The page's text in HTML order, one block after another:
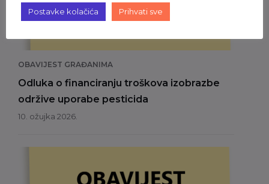
OBAVIJEST GRAĐANIMA
Odluka o financiranju troškova izobrazbe
održive uporabe pesticida
10. ožujka 2026.
Postavke kolačića Prihvati sve